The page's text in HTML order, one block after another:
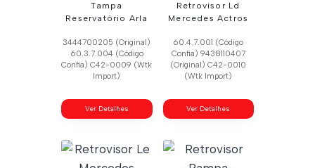
Tampa
Reservatório Arla
3444700205 (Original)
60.3.7.004 (Código
Confia) C42-0009 (Wtk
Import)
Ver Detalhes
Retrovisor Ld
Mercedes Actros
60.4.7.001 (Código
Confia) 9438110407
(Original) C42-0010
(Wtk Import)
Ver Detalhes